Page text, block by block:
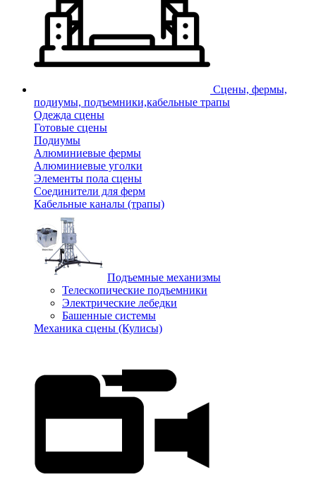
Сцены, фермы,
подиумы, подъемники,кабельные трапы
Одежда сцены
Готовые сцены
Подиумы
Алюминиевые фермы
Алюминиевые уголки
Элементы пола сцены
Соединители для ферм
Кабельные каналы (трапы)
Подъемные механизмы
Телескопические подъемники
Электрические лебедки
Башенные системы
Механика сцены (Кулисы)